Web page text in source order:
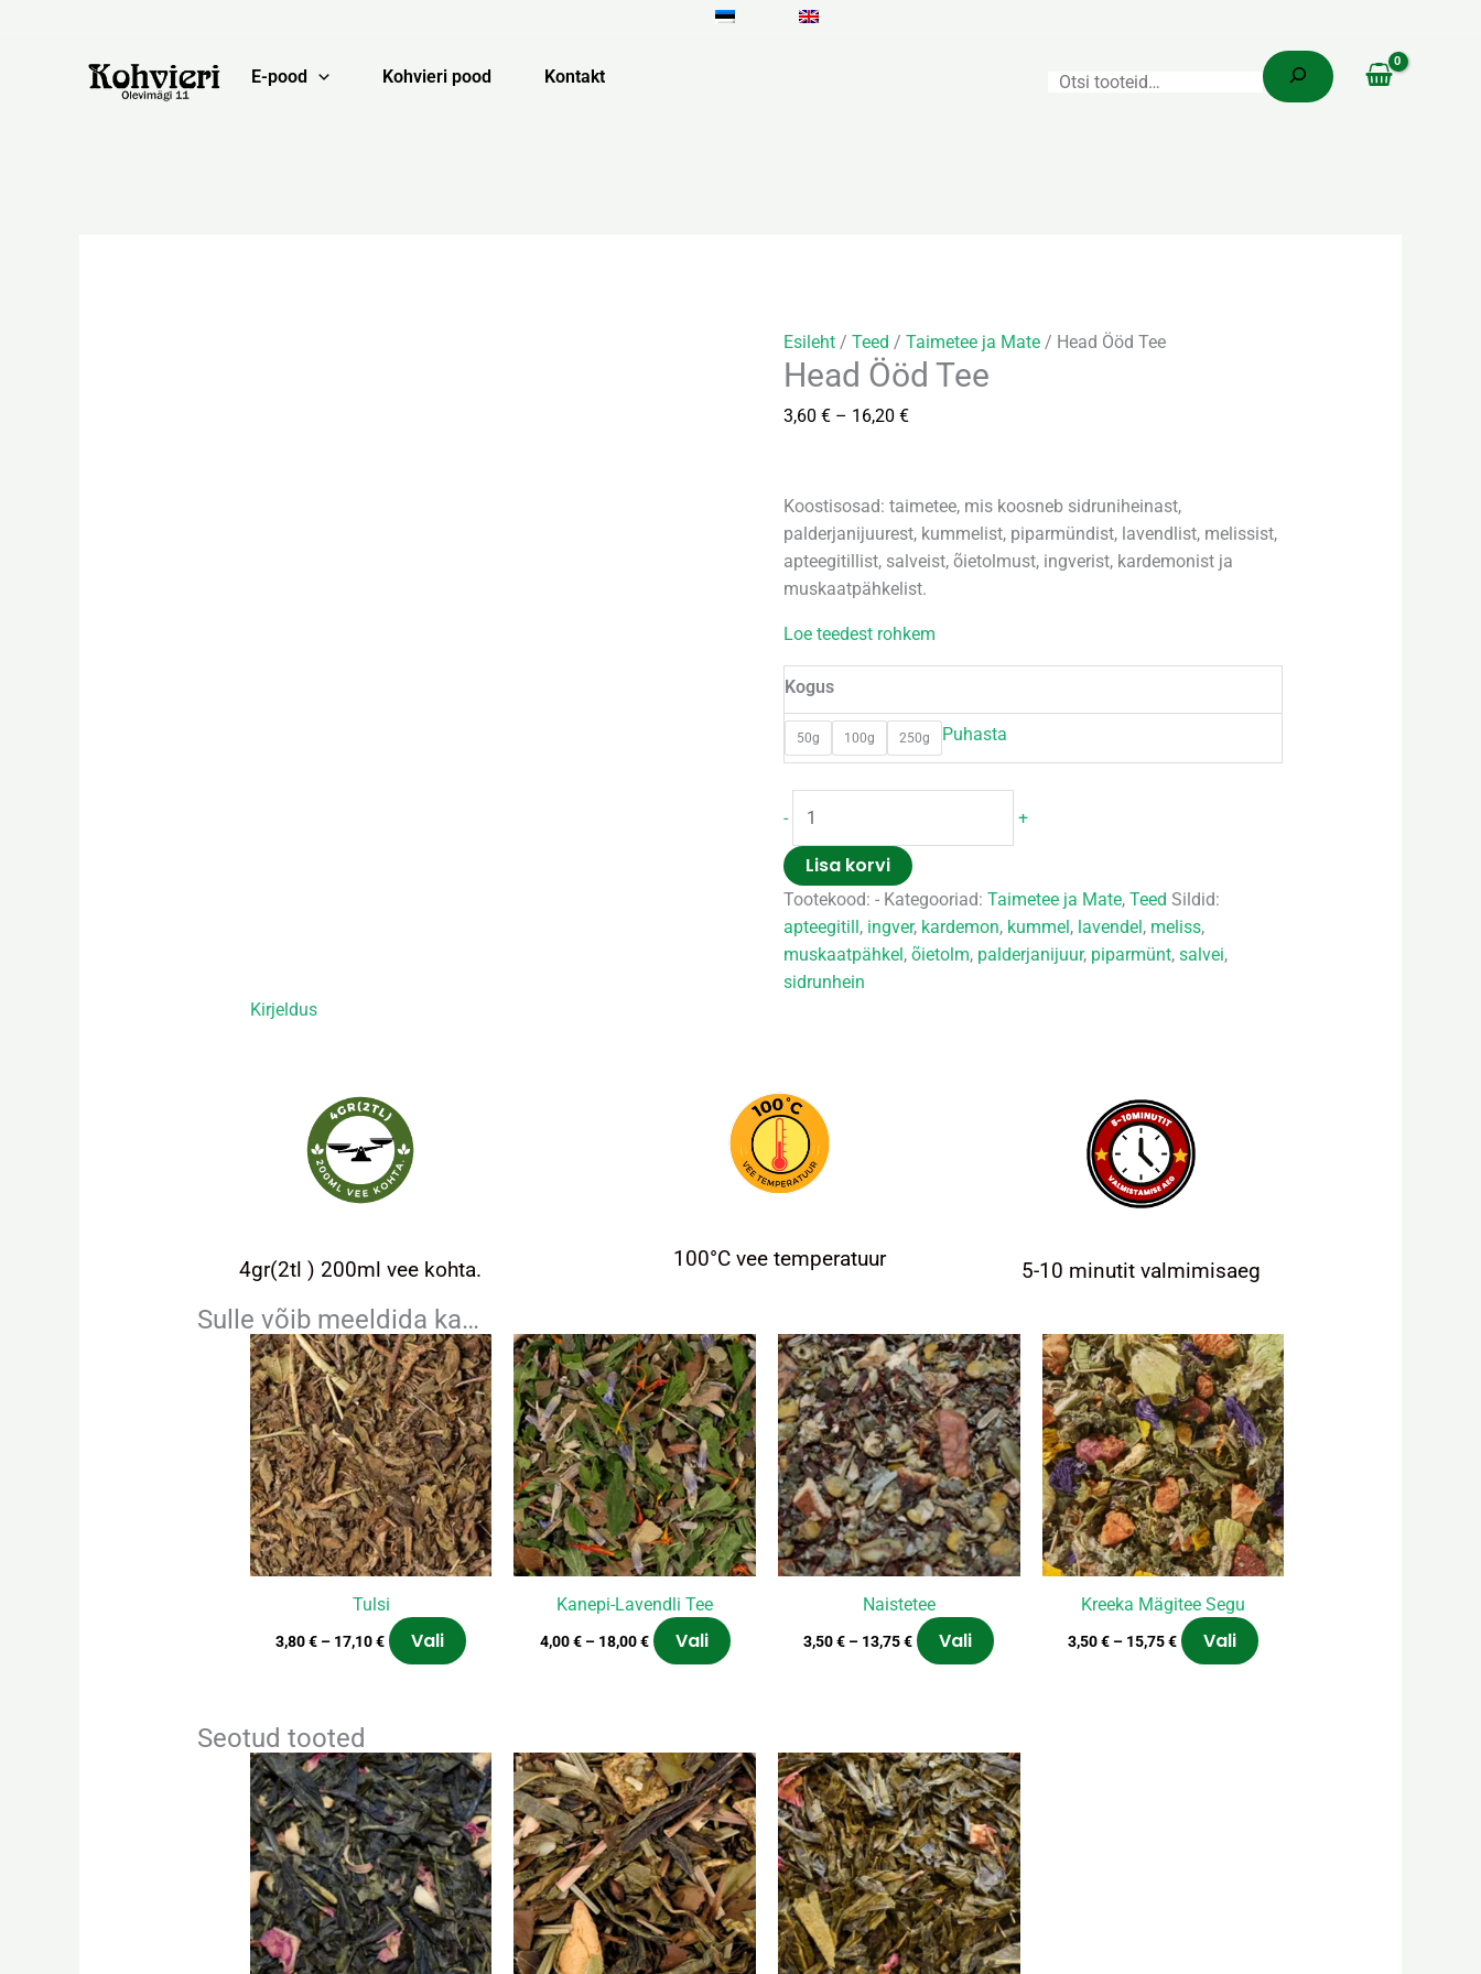
E-pood Kohvieri pood Kontakt
Esileht /Teed /Taimetee ja Mate / Head Ööd Tee
Head Ööd Tee
3,60€ – 16,20€
Koostisosad: taimetee, mis koosneb sidruniheinast,
palderjanijuurest, kummelist, piparmündist, lavendlist, melissist,
apteegitillist, salveist, õietolmust, ingverist, kardemonist ja
muskaatpähkelist.
Loe teedest rohkem
Kogus
50g 100g 250g Puhasta
-
Head
+
Lisa korvi
Tootekood:- Kategooriad:Taimetee ja Mate,Teed Sildid:
apteegitill , ingver, kardemon, kummel , lavendel , meliss,
muskaatpähkel ,õietolm, palderjanijuur, piparmünt,salvei,
sidrunhein
Kirjeldus
4gr(2tl ) 200ml vee kohta. 100°C vee temperatuur
5-10 minutit valmimisaeg
Sulle võib meeldida ka…
Tulsi
3,80€ – 17,10€
Hinnavahemik:
3,80 €
kuni
17,10 €
Vali
Sellel
tootel
on
mitu
varianti.
Valikuid
saab
teha
tootelehel.
Kanepi-Lavendli Tee
4,00€ – 18,00€
Hinnavahemik:
4,00 €
kuni
18,00 €
Vali
Sellel
tootel
on
mitu
varianti.
Valikuid
saab
teha
tootelehel.
Naistetee
3,50€ – 13,75€
Hinnavahemik:
3,50 €
kuni
13,75 €
Vali
Sellel
tootel
on
mitu
varianti.
Valikuid
saab
teha
tootelehel.
Kreeka Mägitee Segu
3,50€ – 15,75€
Hinnavahemik:
3,50 €
kuni
15,75 €
Vali
Sellel
tootel
on
mitu
varianti.
Valikuid
saab
teha
tootelehel.
Seotud tooted
Hinnavahemik:
3,60 €
kuni
16,20 €
Sellel
tootel
on
mitu
varianti.
Valikuid
saab
teha
Hinnavahemik:
4,00 €
kuni
18,00 €
Sellel
tootel
on
mitu
varianti.
Valikuid
saab
teha
Hinnavahemik:
3,60 €
kuni
16,20 €
Sellel
tootel
on
mitu
varianti.
Valikuid
saab
teha